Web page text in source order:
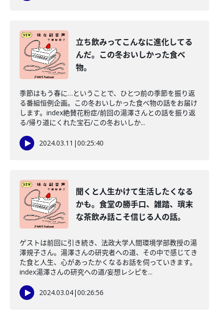
立ち飲みってこんなに進化してる
んだ。この冬おいしかった食べ
物。
季節はもう春に…ということで、ひとつ前の季節を振り返
る番組恒例企画。この冬おいしかった食べ物の話をお届け
します。index絶賛花粉症/前回の湯澤さんとの話を振り返
る/帰り道にくれた宝石/この冬おいしか...
2024.03.11 |00:25:40
聞くと人生かけて生活したくなる
かも。食堂の勝手口、雑踏、瑣末
な茶飲み話こそ信じる人の話。
ゲストは前回に引き続き、法政大学人間環境学部教授の湯
澤規子さん。湯澤さんの研究者への道、その中で感じてき
た食と人生、心があったかくなるお話を伺っていきます。
index湯澤さんの研究への道/妄想レシピを...
2024.03.04|00:26:56